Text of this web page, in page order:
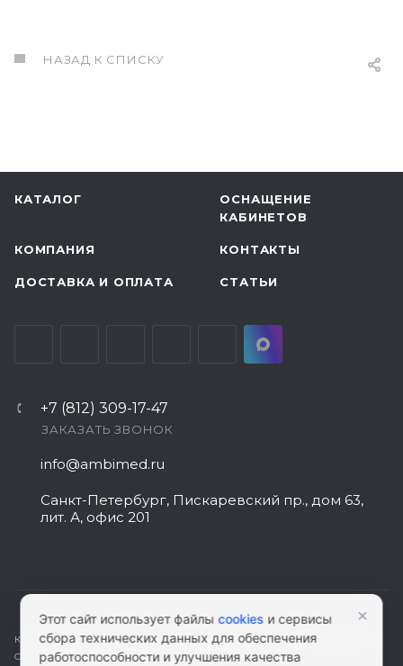
НАЗАД К СПИСКУ
КАТАЛОГ
ОСНАЩЕНИЕ
КАБИНЕТОВ
КОМПАНИЯ КОНТАКТЫ
ДОСТАВКА И ОПЛАТА СТАТЬИ
+7 (812) 309-17-47
ЗАКАЗАТЬ ЗВОНОК
info@ambimed.ru
Санкт-Петербург, Пискаревский пр., дом 63,
лит. А, офис 201
КАРТА САЙТА|ПОЛИТИКА КОНФИДЕНЦИАЛЬНОСТИ|СОГЛАСИЕ НА
ОБРАБОТКУ ПЕРСОНАЛЬНЫХ ДАННЫХ
Этот сайт использует файлыcookies и сервисы
сбора технических данных для обеспечения
работоспособности и улучшения качества
×